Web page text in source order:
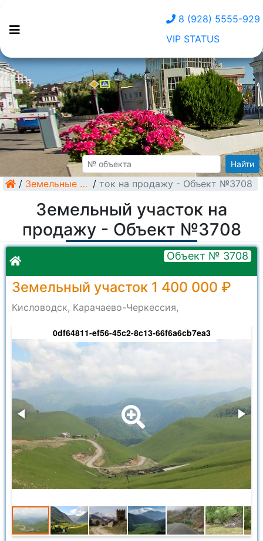
8 (928) 5555-929
VIP STATUS
Найти
/ Земельные участки /
Земельный участок на продажу - Объект №3708
Земельный участок на
продажу - Объект №3708
Объект № 3708
Земельный участок 1 400 000 ₽
Кисловодск, Карачаево-Черкессия,
0df64811-ef56-45c2-8c13-66f6a6cb7ea3